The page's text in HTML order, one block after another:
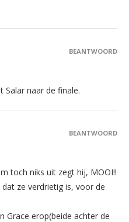
naar de finale.
BEANTWOORD
toch niks uit zegt hij, MOOI!!
ze verdrietig is, voor de
Grace erop(beide achter de
BEANTWOORD